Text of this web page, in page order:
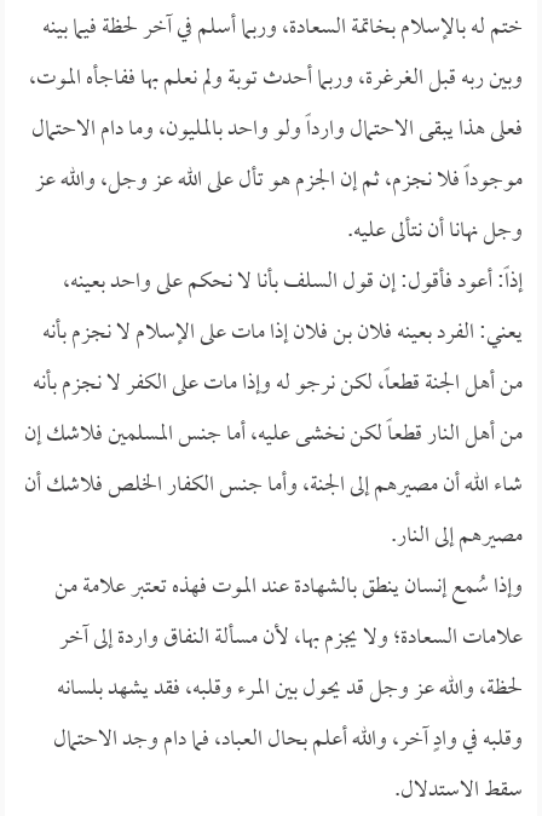
ختم له بالإسلام بخاتمة السعادة، وربما أسلم في آخر لحظة فيما بينه
وبين ربه قبل الغرغرة، وربما أحدث توبة ولم نعلم بها ففاجأه الموت،
فعلى هذا يبقى الاحتمال وارداً ولو واحد بالمليون، وما دام الاحتمال
موجوداً فلا نجزم، ثم إن الجزم هو تأل على الله عز وجل، والله عز
وجل نهانا أن نتألى عليه.
إذاً: أعود فأقول: إن قول السلف بأنا لا نحكم على واحد بعينه،
يعني: الفرد بعينه فلان بن فلان إذا مات على الإسلام لا نجزم بأنه
من أهل الجنة قطعاً، لكن نرجو له وإذا مات على الكفر لا نجزم بأنه
من أهل النار قطعاً لكن نخشى عليه، أما جنس المسلمين فلاشك إن
شاء الله أن مصيرهم إلى الجنة، وأما جنس الكفار الخلص فلاشك أن
مصيرهم إلى النار.
وإذا سُمع إنسان ينطق بالشهادة عند الموت فهذه تعتبر علامة من
علامات السعادة؛ ولا يجزم بها، لأن مسألة النفاق واردة إلى آخر
لحظة، والله عز وجل قد يحول بين المرء وقلبه، فقد يشهد بلسانه
وقلبه في وادٍ آخر، والله أعلم بحال العباد، فما دام وجد الاحتمال
سقط الاستدلال.